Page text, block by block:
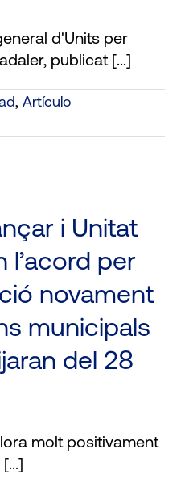
d'Units per
publicat [...]
, Artículo
i Unitat
l’acord per
novament
municipals
del 28
molt positivament